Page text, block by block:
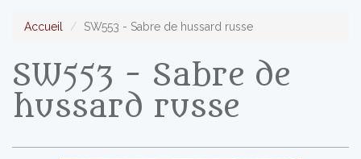
Accueil SW553 - Sabre de hussard russe
SW553 - Sabre de
hussard russe